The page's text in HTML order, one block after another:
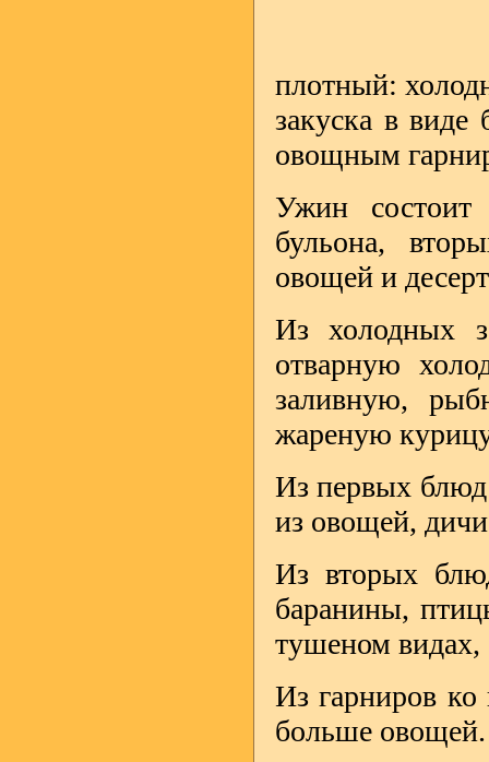
плотный:
закуска в виде
овощным
Ужин
бульона,
овощей и
Из холодных
отварную
заливную,
жареную
Из первых
из овощей,
Из вторых
баранины,
тушеном видах,
Из гарниров
больше овощей.